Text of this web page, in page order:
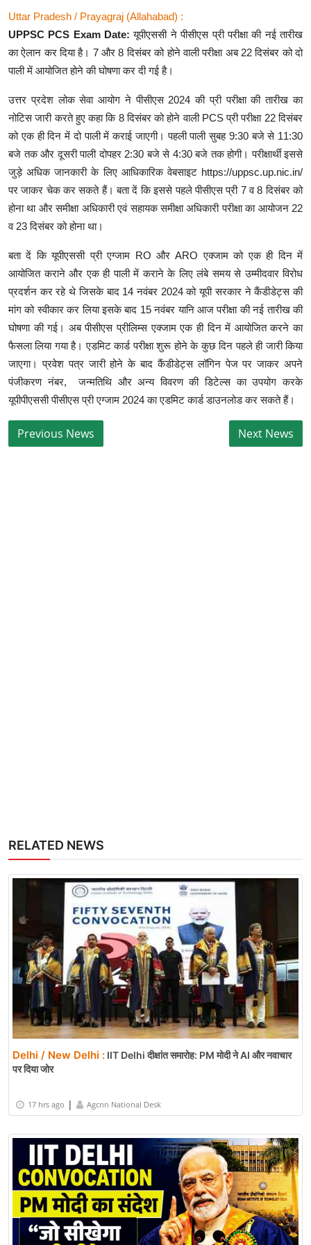
Uttar Pradesh / Prayagraj (Allahabad) :
UPPSC PCS Exam Date: यूपीएससी ने पीसीएस प्री परीक्षा की नई तारीख
का ऐलान कर दिया है। 7 और 8 दिसंबर को होने वाली परीक्षा अब 22 दिसंबर को दो
पाली में आयोजित होने की घोषणा कर दी गई है।
उत्तर प्रदेश लोक सेवा आयोग ने पीसीएस 2024 की प्री परीक्षा की तारीख का
नोटिस जारी करते हुए कहा कि 8 दिसंबर को होने वाली PCS प्री परीक्षा 22 दिसंबर
को एक ही दिन में दो पाली में कराई जाएगी। पहली पाली सुबह 9:30 बजे से 11:30
बजे तक और दूसरी पाली दोपहर 2:30 बजे से 4:30 बजे तक होगी। परीक्षार्थी इससे
जुड़े अधिक जानकारी के लिए आधिकारिक वेबसाइट https://uppsc.up.nic.in/
पर जाकर चेक कर सकते हैं। बता दें कि इससे पहले पीसीएस प्री 7 व 8 दिसंबर को
होना था और समीक्षा अधिकारी एवं सहायक समीक्षा अधिकारी परीक्षा का आयोजन 22
व 23 दिसंबर को होना था।
बता दें कि यूपीएससी प्री एग्जाम RO और ARO एक्जाम को एक ही दिन में
आयोजित कराने और एक ही पाली में कराने के लिए लंबे समय से उम्मीदवार विरोध
प्रदर्शन कर रहे थे जिसके बाद 14 नवंबर 2024 को यूपी सरकार ने कैंडीडेट्स की
मांग को स्वीकार कर लिया इसके बाद 15 नवंबर यानि आज परीक्षा की नई तारीख की
घोषणा की गई। अब पीसीएस प्रीलिम्स एक्जाम एक ही दिन में आयोजित करने का
फैसला लिया गया है। एडमिट कार्ड परीक्षा शुरू होने के कुछ दिन पहले ही जारी किया
जाएगा। प्रवेश पत्र जारी होने के बाद कैंडीडेट्स लॉगिन पेज पर जाकर अपने
पंजीकरण नंबर, जन्मतिथि और अन्य विवरण की डिटेल्स का उपयोग करके
यूपीपीएससी पीसीएस प्री एग्जाम 2024 का एडमिट कार्ड डाउनलोड कर सकते हैं।
RELATED NEWS
Delhi / New Delhi : IIT Delhi दीक्षांत समारोह: PM मोदी ने AI और नवाचार
पर दिया जोर
17 hrs ago | Agcnn National Desk